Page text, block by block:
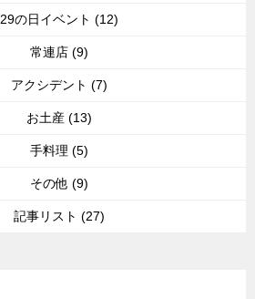
29の日イベント (12)
常連店 (9)
アクシデント (7)
お土産 (13)
手料理 (5)
その他 (9)
記事リスト (27)